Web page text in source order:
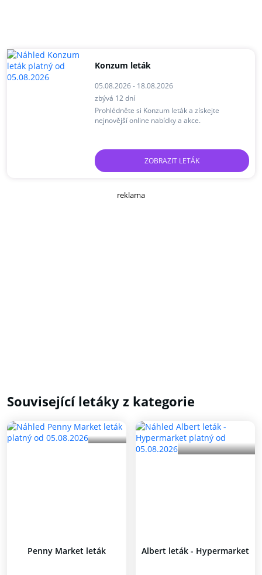
Konzum leták
05.08.2026 - 18.08.2026
zbývá 12 dní
Prohlédněte si Konzum leták a získejte
nejnovější online nabídky a akce.
ZOBRAZIT LETÁK
reklama
Související letáky z kategorie
Penny Market leták Albert leták - Hypermarket